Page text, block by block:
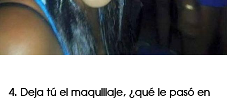
4. Deja tú el maquillaje, ¿qué le pasó en